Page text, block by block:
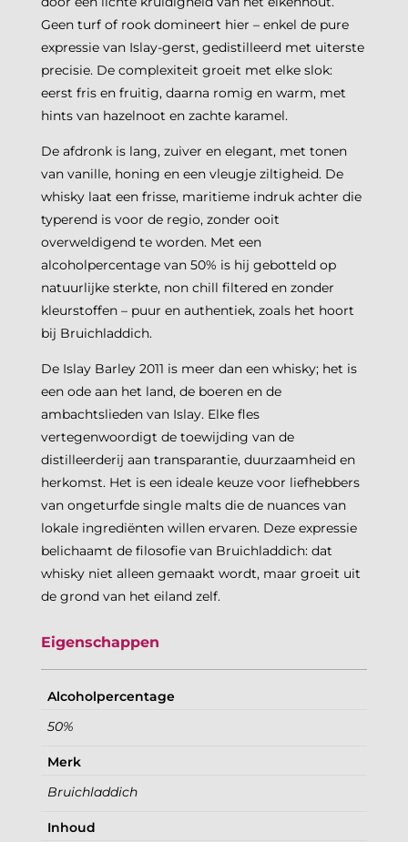
Geen turf of rook domineert hier – enkel de pure
expressie van Islay-gerst, gedistilleerd met uiterste
precisie. De complexiteit groeit met elke slok:
eerst fris en fruitig, daarna romig en warm, met
hints van hazelnoot en zachte karamel.
De afdronk is lang, zuiver en elegant, met tonen
van vanille, honing en een vleugje ziltigheid. De
whisky laat een frisse, maritieme indruk achter die
typerend is voor de regio, zonder ooit
overweldigend te worden. Met een
alcoholpercentage van 50% is hij gebotteld op
natuurlijke sterkte, non chill filtered en zonder
kleurstoffen – puur en authentiek, zoals het hoort
bij Bruichladdich.
De Islay Barley 2011 is meer dan een whisky; het is
een ode aan het land, de boeren en de
ambachtslieden van Islay. Elke fles
vertegenwoordigt de toewijding van de
distilleerderij aan transparantie, duurzaamheid en
herkomst. Het is een ideale keuze voor liefhebbers
van ongeturfde single malts die de nuances van
lokale ingrediënten willen ervaren. Deze expressie
belichaamt de filosofie van Bruichladdich: dat
whisky niet alleen gemaakt wordt, maar groeit uit
de grond van het eiland zelf.
Eigenschappen
Alcoholpercentage
50%
Merk
Bruichladdich
Inhoud